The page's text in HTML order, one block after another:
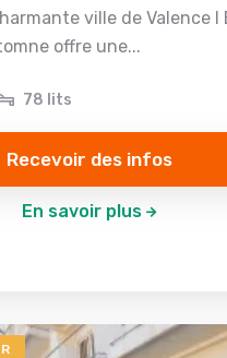
ville de Valence l
offre une...
78 lits
Recevoir des infos
En savoir plus